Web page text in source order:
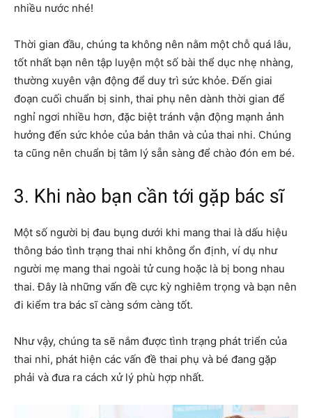
nhiều nước nhé!
Thời gian đầu, chúng ta không nên nằm một chỗ quá lâu,
tốt nhất bạn nên tập luyện một số bài thể dục nhẹ nhàng,
thường xuyên vận động để duy trì sức khỏe. Đến giai
đoạn cuối chuẩn bị sinh, thai phụ nên dành thời gian để
nghỉ ngơi nhiều hơn, đặc biệt tránh vận động mạnh ảnh
hưởng đến sức khỏe của bản thân và của thai nhi. Chúng
ta cũng nên chuẩn bị tâm lý sẵn sàng để chào đón em bé.
3. Khi nào bạn cần tới gặp bác sĩ
Một số người bị đau bụng dưới khi mang thai là dấu hiệu
thông báo tình trạng thai nhi không ổn định, ví dụ như
người mẹ mang thai ngoài tử cung hoặc là bị bong nhau
thai. Đây là những vấn đề cực kỳ nghiêm trọng và bạn nên
đi kiểm tra bác sĩ càng sớm càng tốt.
Như vậy, chúng ta sẽ nắm được tình trạng phát triển của
thai nhi, phát hiện các vấn đề thai phụ và bé đang gặp
phải và đưa ra cách xử lý phù hợp nhất.